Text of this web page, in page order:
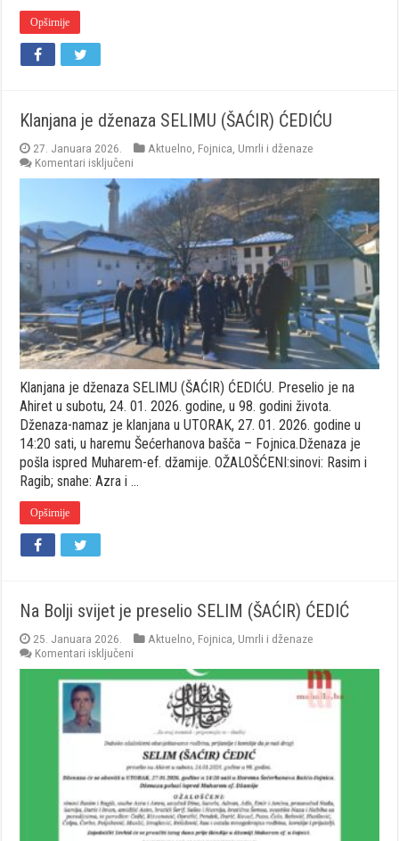
Opširnije
Klanjana je dženaza SELIMU (ŠAĆIR) ĆEDIĆU
27. Januara 2026. Aktuelno Fojnica Umrli i dženaze
Komentari isključeni
Klanjana
dženaza
SELIMU
(ŠAĆIR)
ĆEDIĆU
Klanjana je dženaza SELIMU (ŠAĆIR) ĆEDIĆU. Preselio je na
Ahiret u subotu, 24. 01. 2026. godine, u 98. godini života.
Dženaza-namaz je klanjana u UTORAK, 27. 01. 2026. godine u
14:20 sati, u haremu Šećerhanova bašča – Fojnica.Dženaza je
pošla ispred Muharem-ef. džamije. OŽALOŠĆENI:sinovi: Rasim i
Ragib; snahe: Azra i …
Opširnije
Na Bolji svijet je preselio SELIM (ŠAĆIR) ĆEDIĆ
25. Januara 2026. Aktuelno, Fojnica, Umrli i dženaze
Komentari isključeni
Na
Bolji
SELIM
(ŠAĆIR)
ĆEDIĆ